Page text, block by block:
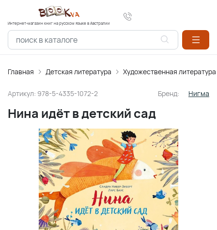
Интернет-магазин книг на русском языке в Австралии
Главная Детская литература Художественная литература
Артикул: 978-5-4335-1072-2 Бренд: Нигма
Нина идёт в детский сад